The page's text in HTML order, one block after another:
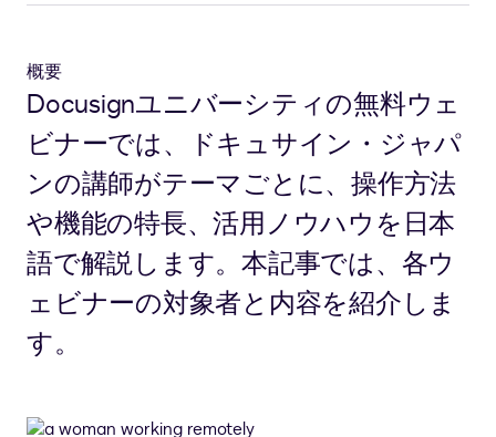
概要
Docusignユニバーシティの無料ウェ
ビナーでは、ドキュサイン・ジャパ
ンの講師がテーマごとに、操作方法
や機能の特長、活用ノウハウを日本
語で解説します。本記事では、各ウ
ェビナーの対象者と内容を紹介しま
す。